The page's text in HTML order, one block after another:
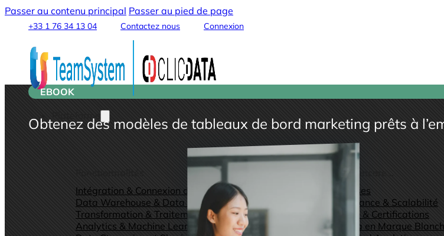
Passer au contenu principal Passer au pied de page
+33 1 76 34 13 04 Contactez nous Connexion
Plateforme
Intégration & Connexion des Données
Data Warehouse & Data Lake
Transformation & Traitement des Données
Analytics & Machine Learning
Use Cases
Performance & Scalabilité
Sécurité & Certifications
ClicData en Marque
EBOOK
Obtenez des modèles de tableaux de bord marketing prêts à